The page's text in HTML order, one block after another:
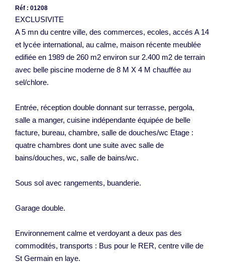
Réf : 01208
EXCLUSIVITE
A 5 mn du centre ville, des commerces, ecoles, accés A 14
et lycée international, au calme, maison récente meublée
edifiée en 1989 de 260 m2 environ sur 2.400 m2 de terrain
avec belle piscine moderne de 8 M X 4 M chauffée au
sel/chlore.
Entrée, réception double donnant sur terrasse, pergola,
salle a manger, cuisine indépendante équipée de belle
facture, bureau, chambre, salle de douches/wc Etage :
quatre chambres dont une suite avec salle de
bains/douches, wc, salle de bains/wc.
Sous sol avec rangements, buanderie.
Garage double.
Environnement calme et verdoyant a deux pas des
commodités, transports : Bus pour le RER, centre ville de
St Germain en laye.